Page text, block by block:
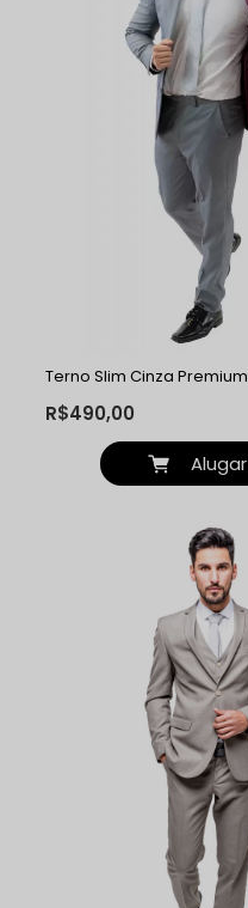
Terno Slim Cinza Premium
R$490,00
Alugar